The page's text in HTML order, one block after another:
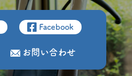
Facebook
お問い合わせ